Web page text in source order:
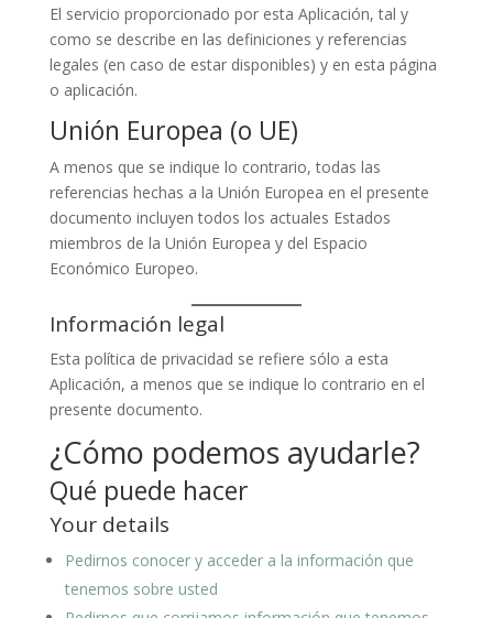
El servicio proporcionado por esta Aplicación, tal y
como se describe en las definiciones y referencias
legales (en caso de estar disponibles) y en esta página
o aplicación.
Unión Europea (o UE)
A menos que se indique lo contrario, todas las
referencias hechas a la Unión Europea en el presente
documento incluyen todos los actuales Estados
miembros de la Unión Europea y del Espacio
Económico Europeo.
Información legal
Esta política de privacidad se refiere sólo a esta
Aplicación, a menos que se indique lo contrario en el
presente documento.
¿Cómo podemos ayudarle?
Qué puede hacer
Your details
Pedirnos conocer y acceder a la información que
tenemos sobre usted